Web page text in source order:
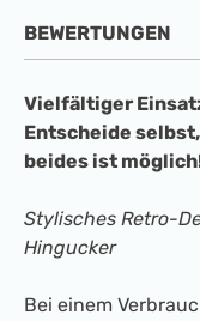
BEWERTUNGEN
Vielfältiger
Entscheide
beides ist
Stylisches Retro-
Hingucker
Bei einem